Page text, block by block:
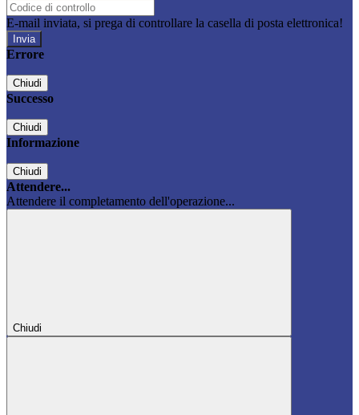
E-mail inviata, si prega di controllare la casella di posta elettronica!
Errore
Chiudi
Successo
Chiudi
Informazione
Chiudi
Attendere...
Attendere il completamento dell'operazione...
Chiudi